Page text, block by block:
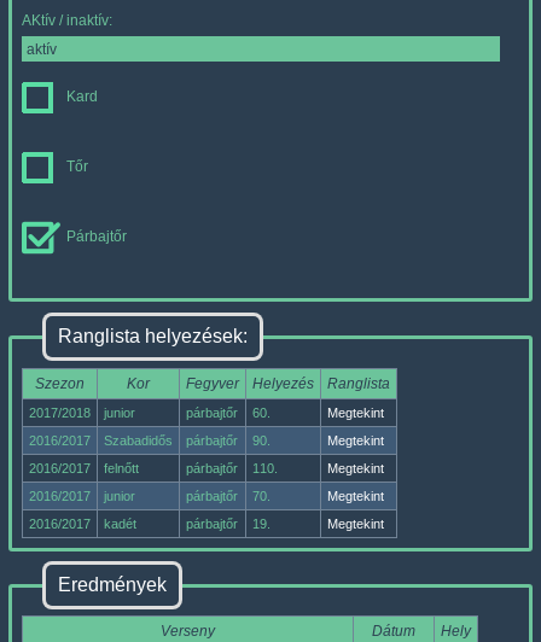
AKtív / inaktív:
Kard
Tőr
Párbajtőr
Ranglista helyezések:
Szezon Kor Fegyver Helyezés Ranglista
2017/2018 junior párbajtőr 60.
Megtekint
2016/2017
Szabadidős párbajtőr 90.
Megtekint
2016/2017
felnőtt párbajtőr 110.
Megtekint
2016/2017
junior párbajtőr 70.
Megtekint
2016/2017
kadét párbajtőr 19. Megtekint
Eredmények
Verseny Dátum Hely